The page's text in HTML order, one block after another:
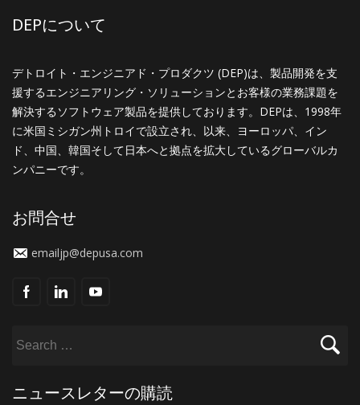
DEPについて
デトロイト・エンジニアド・プロダクツ (DEP)は、製品開発を支
援するエンジニアリング・ソリューションとお客様の業務課題を
解決するソフトウェア製品を提供しております。DEPは、1998年
に米国ミシガン州トロイで設立され、以来、ヨーロッパ、イン
ド、中国、韓国そして日本へと拠点を拡大しているグローバルカ
ンパニーです。
お問合せ
emailjp@depusa.com
ニュースレターの購読